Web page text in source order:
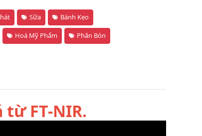
Sữa Bánh Kẹo
Hoá Mỹ Phẩm Phân Bón
từ FT-NIR.